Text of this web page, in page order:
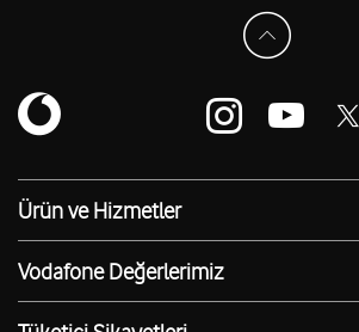
Ürün ve Hizmetler
Yanımda Uygulaması
Vodafone 4.5G
Ürünler
Vodafone Değerlerimiz
Sosyal Destek